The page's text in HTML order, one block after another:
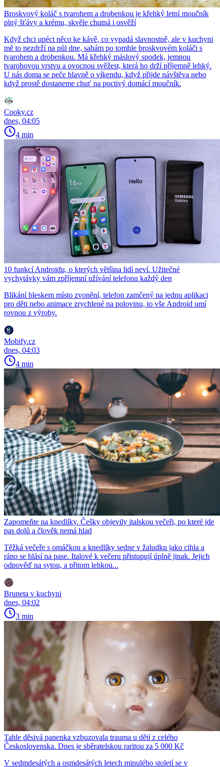
Broskvový koláč s tvarohem a drobenkou je křehký letní moučník
plný šťávy a krému, skvěle chutná i osvěží
Když chci upéct něco ke kávě, co vypadá slavnostně, ale v kuchyni
mě to nezdrží na půl dne, sahám po tomhle broskvovém koláči s
tvarohem a drobenkou. Má křehký máslový spodek, jemnou
tvarohovou vrstvu a ovocnou svěžest, která ho drží příjemně lehký.
U nás doma se peče hlavně o víkendu, když přijde návštěva nebo
když prostě dostaneme chuť na poctivý domácí moučník.
Cooky.cz
dnes, 04:05
4 min
10 funkcí Androidu, o kterých většina lidí neví. Užitečné
vychytávky vám zpříjemní užívání telefonu každý den
Blikání bleskem místo zvonění, telefon zamčený na jednu aplikaci
pro děti nebo animace zrychlené na polovinu, to vše Android umí
rovnou z výroby.
Mobify.cz
dnes, 04:03
4 min
Zapomeňte na knedlíky. Češky objevily italskou večeři, po které jde
pas dolů a člověk nemá hlad
Těžká večeře s omáčkou a knedlíky sedne v žaludku jako cihla a
ráno se hlásí na pase. Italové k večeru přistupují úplně jinak. Jejich
odpověď na sytou, a přitom lehkou...
Bruneta v kuchyni
dnes, 04:02
3 min
Tahle děsivá panenka vzbuzovala trauma u dětí z celého
Československa. Dnes je sběratelskou raritou za 5 000 Kč
V sedmdesátých a osmdesátých letech minulého století se v